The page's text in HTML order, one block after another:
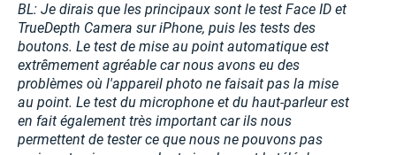
BL: Je dirais que les principaux sont le test Face ID et
TrueDepth Camera sur iPhone, puis les tests des
boutons. Le test de mise au point automatique est
extrêmement agréable car nous avons eu des
problèmes où l'appareil photo ne faisait pas la mise
au point. Le test du microphone et du haut-parleur est
en fait également très important car ils nous
permettent de tester ce que nous ne pouvons pas